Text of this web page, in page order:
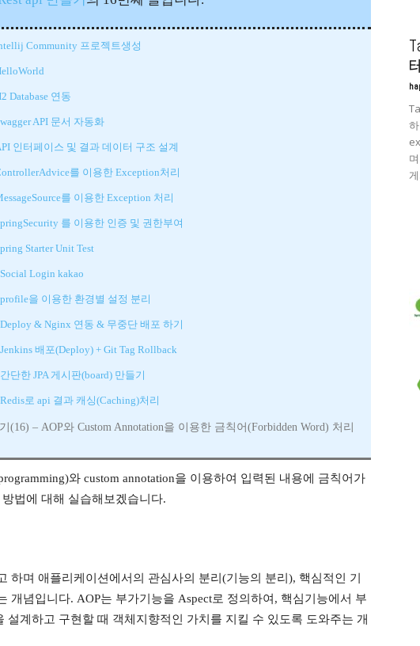
Community 프로젝트생성
Database 연동
API 문서 자동화
인터페이스 및 결과 데이터 구조 설계
를 이용한 Exception처리
를 이용한 Exception 처리
를 이용한 인증 및 권한부여
Starter Unit Test
Login kakao
을 이용한 환경별 설정 분리
& Nginx 연동 & 무중단 배포 하기
배포(Deploy) + Git Tag Rollback
단한 JPA 게시판(board) 만들기
로 api 결과 캐싱(Caching)처리
(16) – AOP와 Custom Annotation을 이용한 금칙어(Forbidden Word) 처리
와 custom annotation을 이용하여 입력된 내용에 금칙어가
법에 대해 실습해보겠습니다.
하며 애플리케이션에서의 관심사의 분리(기능의 분리), 핵심적인 기
개념입니다. AOP는 부가기능을 Aspect로 정의하여, 핵심기능에서 부
설계하고 구현할 때 객체지향적인 가치를 지킬 수 있도록 도와주는 개